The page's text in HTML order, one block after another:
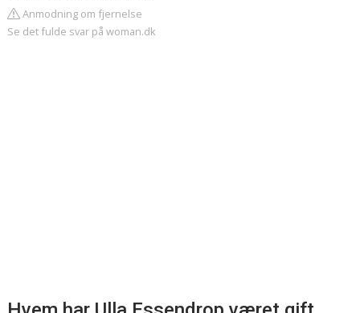
Anmodning om fjernelse
Se det fulde svar på woman.dk